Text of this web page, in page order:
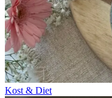
Kost & Diet